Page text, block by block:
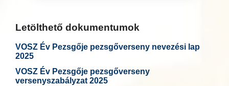
Letölthető dokumentumok
VOSZ Év Pezsgője pezsgőverseny nevezési lap
2025
VOSZ Év Pezsgője pezsgőverseny
versenyszabályzat 2025